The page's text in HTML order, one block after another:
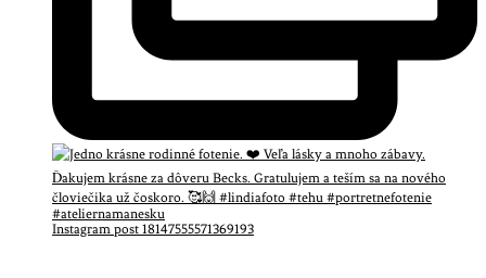
Instagram post 18147555571369193